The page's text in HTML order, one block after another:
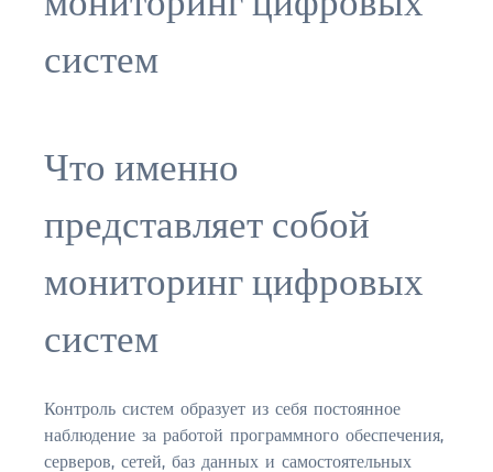
JACKSONVILLE
$150,000 and down
$750,000 – $1,000,000
$2,000,000 -$3,000,000
$150,000 and down
$150,000-$350,000
систем
Что именно
представляет собой
мониторинг цифровых
систем
Контроль систем образует из себя постоянное
наблюдение за работой программного обеспечения,
серверов, сетей, баз данных и самостоятельных